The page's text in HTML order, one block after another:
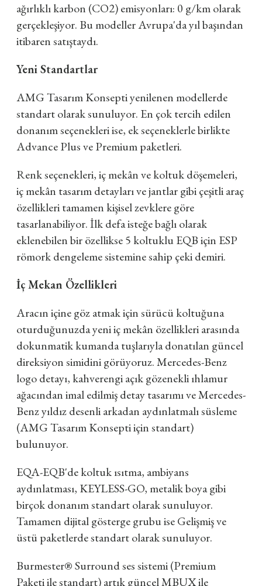
ağırlıklı karbon (CO2) emisyonları: 0 g/km olarak
gerçekleşiyor. Bu modeller Avrupa'da yıl başından
itibaren satıştaydı.
Yeni Standartlar
AMG Tasarım Konsepti yenilenen modellerde
standart olarak sunuluyor. En çok tercih edilen
donanım seçenekleri ise, ek seçeneklerle birlikte
Advance Plus ve Premium paketleri.
Renk seçenekleri, iç mekân ve koltuk döşemeleri,
iç mekân tasarım detayları ve jantlar gibi çeşitli araç
özellikleri tamamen kişisel zevklere göre
tasarlanabiliyor. İlk defa isteğe bağlı olarak
eklenebilen bir özellikse 5 koltuklu EQB için ESP
römork dengeleme sistemine sahip çeki demiri.
İç Mekan Özellikleri
Aracın içine göz atmak için sürücü koltuğuna
oturduğunuzda yeni iç mekân özellikleri arasında
dokunmatik kumanda tuşlarıyla donatılan güncel
direksiyon simidini görüyoruz. Mercedes-Benz
logo detayı, kahverengi açık gözenekli ıhlamur
ağacından imal edilmiş detay tasarımı ve Mercedes-
Benz yıldız desenli arkadan aydınlatmalı süsleme
(AMG Tasarım Konsepti için standart)
bulunuyor.
EQA-EQB'de koltuk ısıtma, ambiyans
aydınlatması, KEYLESS-GO, metalik boya gibi
birçok donanım standart olarak sunuluyor.
Tamamen dijital gösterge grubu ise Gelişmiş ve
üstü paketlerde standart olarak sunuluyor.
Burmester® Surround ses sistemi (Premium
Paketi ile standart) artık güncel MBUX ile